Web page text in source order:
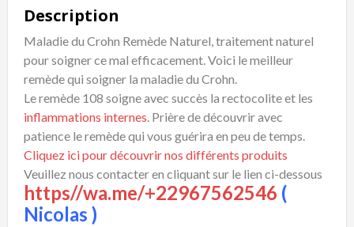
Description
Maladie du Crohn Remède Naturel, traitement naturel
pour soigner ce mal efficacement. Voici le meilleur
remède qui soigner la maladie du Crohn.
Le remède 108 soigne avec succès la rectocolite et les
inflammations internes. Prière de découvrir avec
patience le remède qui vous guérira en peu de temps.
Cliquez ici pour découvrir nos différents produits
Veuillez nous contacter en cliquant sur le lien ci-dessous
https//wa.me/+22967562546 (
Nicolas )